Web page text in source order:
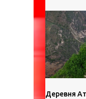
утесы,
береговую
каменные
Деревня